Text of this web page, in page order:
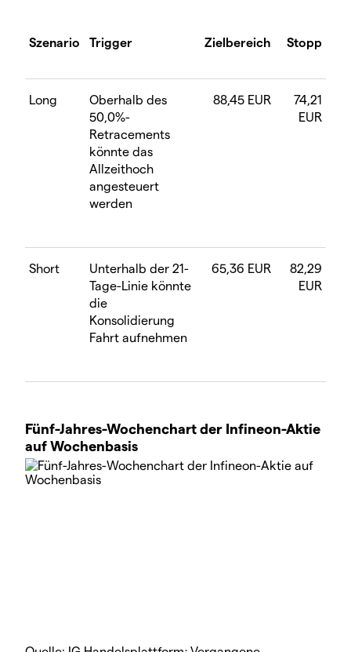
Szenario Trigger Zielbereich Stopp
Long
Oberhalb des
50,0%-
Retracements
könnte das
Allzeithoch
angesteuert
werden
88,45 EUR
74,21
EUR
Short
Unterhalb der 21-
Tage-Linie könnte
die
Konsolidierung
Fahrt aufnehmen
65,36 EUR
82,29
EUR
Fünf-Jahres-Wochenchart der Infineon-Aktie
auf Wochenbasis